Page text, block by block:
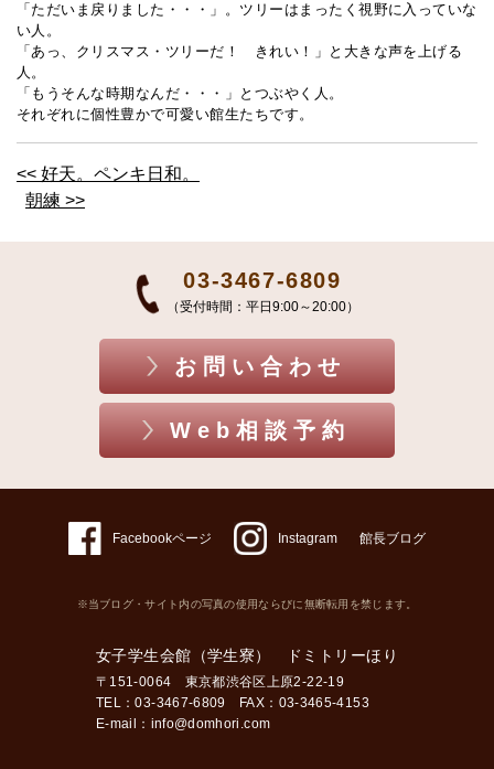
「ただいま戻りました・・・」。ツリーはまったく視野に入っていな
い人。
「あっ、クリスマス・ツリーだ！ きれい！」と大きな声を上げる
人。
「もうそんな時期なんだ・・・」とつぶやく人。
それぞれに個性豊かで可愛い館生たちです。
<< 好天。ペンキ日和。
朝練 >>
03-3467-6809
（受付時間：平日9:00～20:00）
お問い合わせ
Web相談予約
Facebookページ Instagram 館長ブログ
※当ブログ・サイト内の写真の使用ならびに無断転用を禁じます。
女子学生会館（学生寮） ドミトリーほり
〒151-0064 東京都渋谷区上原2-22-19
TEL：03-3467-6809 FAX：03-3465-4153
E-mail： info@domhori.com